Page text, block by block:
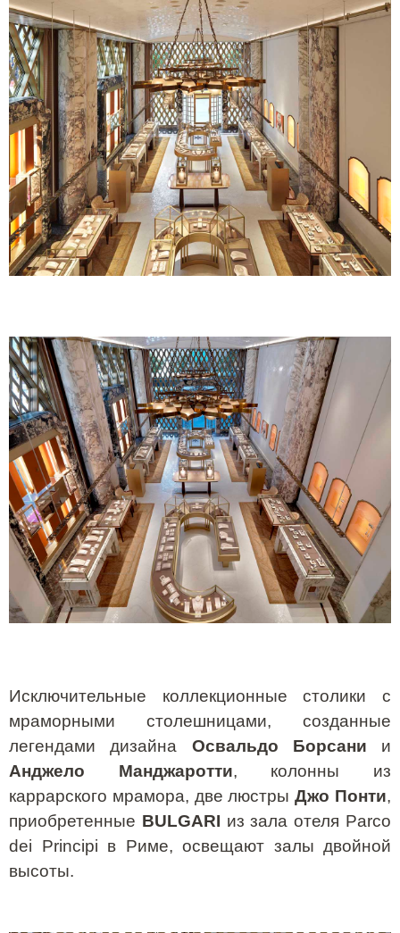
Исключительные коллекционные столики с
мраморными столешницами, созданные
легендами дизайна Освальдо Борсани и
Анджело Манджаротти, колонны из
каррарского мрамора, две люстрыДжо Понти,
приобретенные BULGARI из зала отеля Parco
dei
Principi в Риме, освещают залы двойной
высоты.